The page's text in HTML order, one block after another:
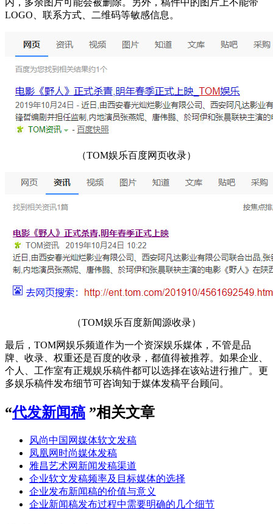
内，多余图片可能会被删除。另外，稿件中的图片上不能带
LOGO、联系方式、二维码等敏感信息。
（TOM娱乐百度网页收录）
（TOM娱乐百度新闻源收录）
最后，TOM网娱乐频道作为一个资深娱乐媒体，不管是品
牌、收录、权重还是百度的收录，都值得被推荐。如果企业、
个人、工作室有正规娱乐稿件都可以选择在该站进行推广。更
多娱乐稿件发布细节可咨询知于媒体发稿平台顾问。
“代发新闻稿 ”相关文章
风尚中国网媒体软文发稿
凤凰网时尚媒体发稿
雅昌艺术网新闻发稿渠道
企业软文发稿频率及目标媒体的选择
企业发布新闻稿的价值与意义
企业新闻稿发布过程中需要明确的几个细节